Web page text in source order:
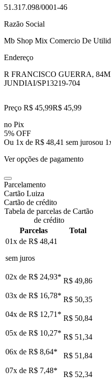
51.317.098/0001-46
Razão Social
Mb Shop Mix Comercio De
Endereço
R FRANCISCO GUERRA, 84
JUNDIAI/SP13219-704
Preço R$ 45,99R$ 45,99
no Pix
5% OFF
Ou 1x de R$ 48,41 sem jurosou 1
Ver opções de pagamento
Parcelamento
Cartão Luiza
Cartão de crédito
Tabela de parcelas de Cartão
de crédito
Parcelas
Total
01x de R$ 48,41
sem juros
02x de R$ 24,93* R$ 49,86
03x de R$ 16,78* R$ 50,35
04x de R$ 12,71 * R$ 50,84
05x de R$ 10,27* R$ 51,34
06x de R$ 8,64*
R$ 51,84
07x de R$ 7,48*
R$ 52,34